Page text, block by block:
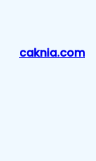
caknia.com